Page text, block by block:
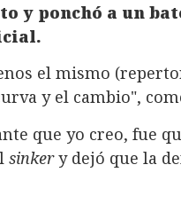
y ponchó a un
el mismo
y el cambio",
que yo creo, fue
sinkery dejó que la